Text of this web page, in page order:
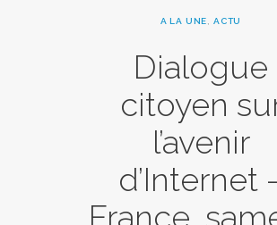
A LA UNE ACTU
Dialogue
citoyen
l’avenir
d’Internet
France,
ACTU & ÉVÉNEMENTS
A PROPOS